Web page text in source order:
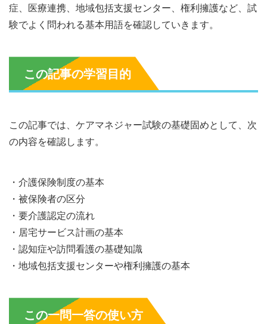
症、医療連携、地域包括支援センター、権利擁護など、試
験でよく問われる基本用語を確認していきます。
この記事の学習目的
この記事では、ケアマネジャー試験の基礎固めとして、次
の内容を確認します。
・介護保険制度の基本
・被保険者の区分
・要介護認定の流れ
・居宅サービス計画の基本
・認知症や訪問看護の基礎知識
・地域包括支援センターや権利擁護の基本
この一問一答の使い方